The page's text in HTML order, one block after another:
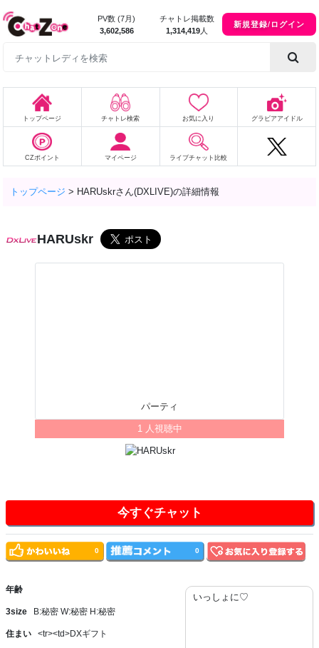
PV数 (7月)
3,602,586
チャトレ掲載数
1,314,419 人
新規登録/ログイン
トップページ チャトレ検索 お気に入り グラビアアイドル
CZポイント マイページ ライブチャット比較
トップページ > HARUskrさん(DXLIVE)の詳細情報
HARUskr
パーティ
1 人視聴中
今すぐチャット
年齢
3size B:秘密 W:秘密 H:秘密
住まい <tr><td>DXギフト
いっしょに♡
0 0